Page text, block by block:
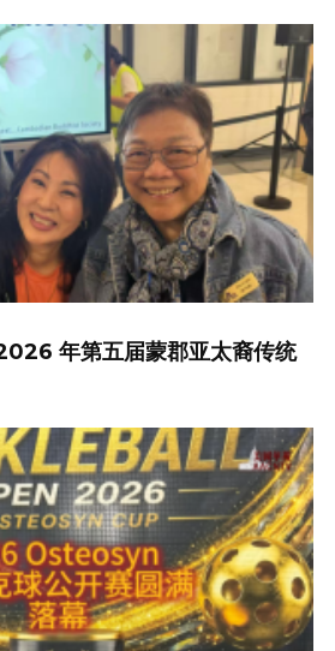
年第五届蒙郡亚太裔传统